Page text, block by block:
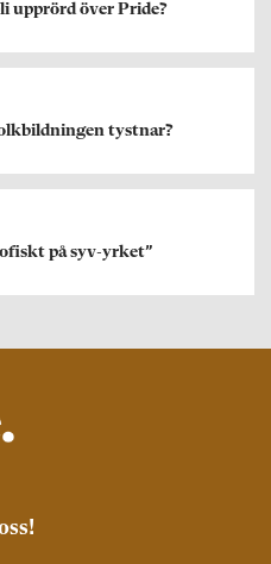
upprörd över Pride?
tystnar?
på syv-yrket”